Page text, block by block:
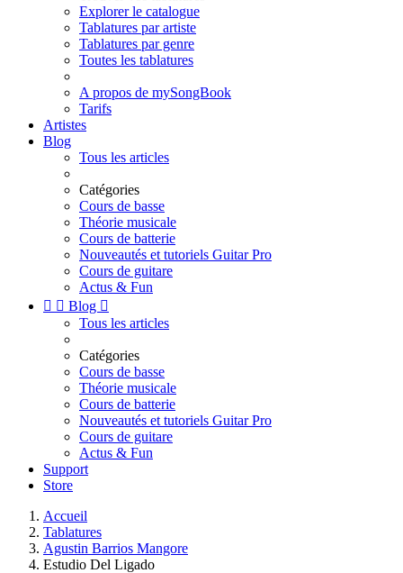
Explorer le catalogue
Tablatures par artiste
Tablatures par genre
Toutes les tablatures
A propos de mySongBook
Tarifs
Artistes
Blog
Tous les articles
Catégories
Cours de basse
Théorie musicale
Cours de batterie
Nouveautés et tutoriels Guitar Pro
Cours de guitare
Actus & Fun
  Blog 
Tous les articles
Catégories
Cours de basse
Théorie musicale
Cours de batterie
Nouveautés et tutoriels Guitar Pro
Cours de guitare
Actus & Fun
Support
Store
Accueil
Tablatures
Agustin Barrios Mangore
Estudio Del Ligado